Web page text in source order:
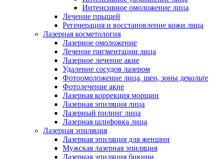
Интенсивное омоложение лица
Лечение прыщей
Регенерация и восстановление кожи лица
Лазерная косметология
Лазерное омоложение
Лечение пигментации лица
Лазерное лечение акне
Удаление сосудов лазером
Фотоомоложение лица, шеи, зоны декольте
Фотолечение акне
Лазерная коррекция морщин
Лазерная эпиляция лица
Лазерный пилинг лица
Лазерная шлифовка лица
Лазерная эпиляция
Лазерная эпиляция для женщин
Мужская лазерная эпиляция
Лазерная эпиляция бикини